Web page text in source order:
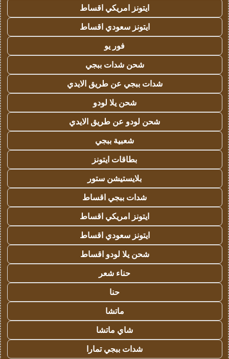
ايتونز امريكي اقساط
ايتونز سعودي اقساط
فور يو
شحن شدات ببجي
شدات ببجي عن طريق الايدي
شحن يلا لودو
شحن لودو عن طريق الايدي
شعبية ببجي
بطاقات ايتونز
بلايستيشن ستور
شدات ببجي اقساط
ايتونز امريكي اقساط
ايتونز سعودي اقساط
شحن يلا لودو اقساط
حناء شعر
حنا
ماتشا
شاي ماتشا
شدات ببجي تمارا